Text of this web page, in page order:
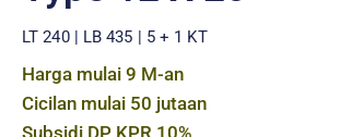
LT 240 | LB 435 | 5 + 1 KT
Harga mulai 9 M-an
Cicilan mulai 50 jutaan